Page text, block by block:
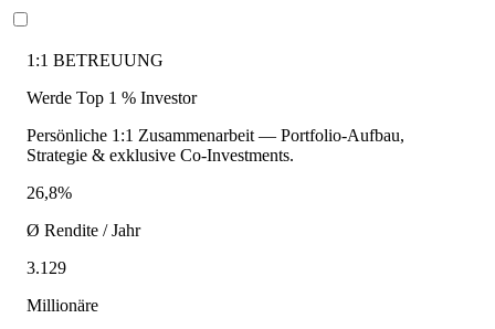
1:1 BETREUUNG
Werde Top 1 % Investor
Persönliche 1:1 Zusammenarbeit — Portfolio-Aufbau,
Strategie & exklusive Co-Investments.
26,8%
Ø Rendite / Jahr
3.129
Millionäre